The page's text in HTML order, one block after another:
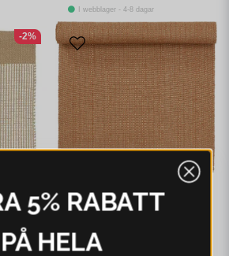
I webblager - 4-8 dagar
-2%
SVANEFORS
Kanel 35x90 cm
54 kr
5% RABATT
PÅ HELA